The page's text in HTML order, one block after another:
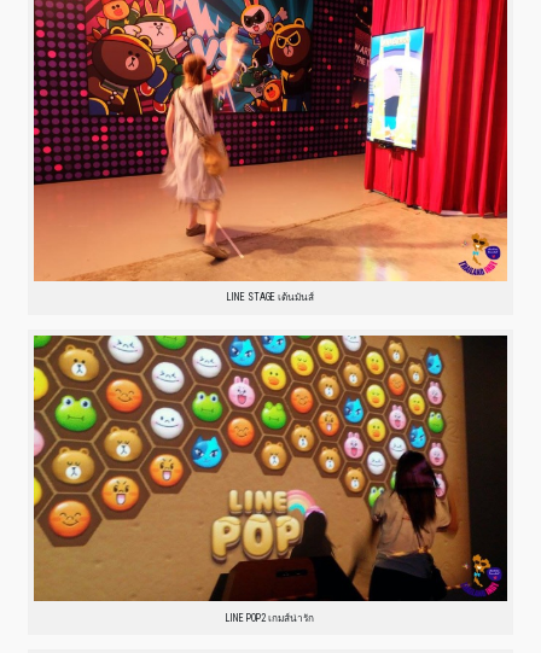
LINE STAGE เต้นมันส์
LINE POP2 เกมส์น่ารัก